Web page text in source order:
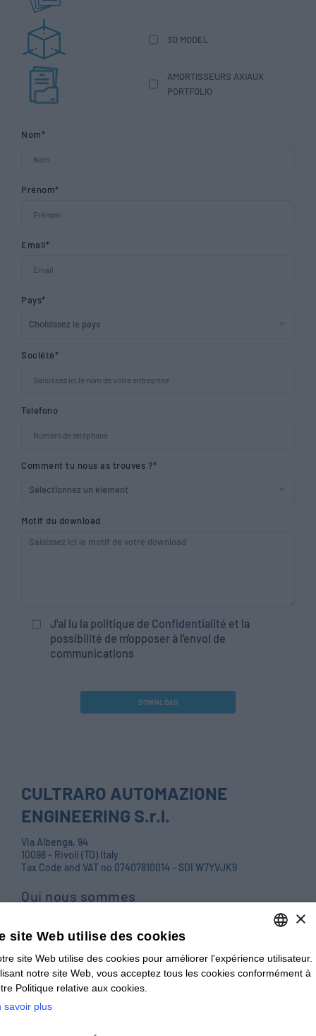
3D MODEL
AMORTISSEURS AXIAUX
PORTFOLIO
Nom*
Prénom*
Email*
Pays*
Société*
Telefono
Comment tu nous as trouvés ?*
Motif du download
J'ai lu la politique de Confidentialité et la
possibilité de m'opposer à l'envoi de
communications
DOWNLOAD
CULTRARO AUTOMAZIONE
ENGINEERING S.r.l.
Via Albenga, 94
10098 - Rivoli (TO) Italy
Tax Code and VAT no 07407810014 - SDI W7YVJK9
Qui nous sommes
Contactez-nous
Blog
ENGLISH
×
site Web utilise des cookies
site Web utilise des cookies pour améliorer l'expérience utilisateur.
notre site Web, vous acceptez tous les cookies conformément à
Politique relative aux cookies.
savoir plus